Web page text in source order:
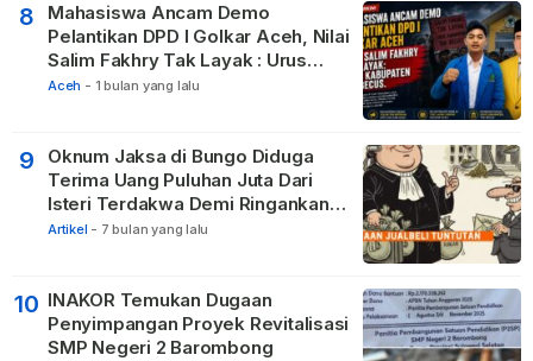
8
Mahasiswa Ancam Demo
Pelantikan DPD I Golkar Aceh, Nilai
Salim Fakhry Tak Layak : Urus
Kabupaten Tak Becus.
Aceh - 1 bulan yang lalu
9
Oknum Jaksa di Bungo Diduga
Terima Uang Puluhan Juta Dari
Isteri Terdakwa Demi Ringankan
Hukuman
Artikel - 7 bulan yang lalu
10 INAKOR Temukan Dugaan
Penyimpangan Proyek Revitalisasi
SMP Negeri 2 Barombong